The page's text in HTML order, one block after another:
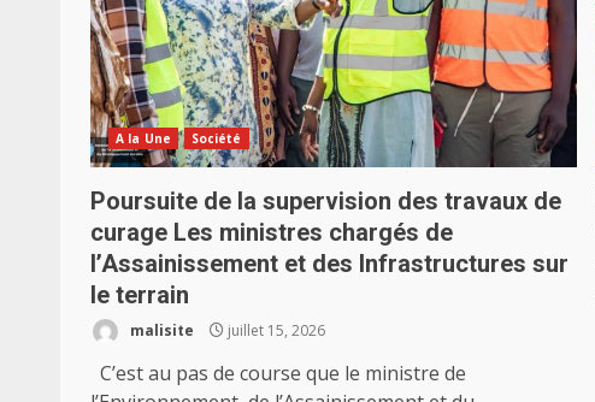
A la Une Société
Poursuite de la supervision des travaux de
curage Les ministres chargés de
l’Assainissement et des Infrastructures sur
le terrain
malisite juillet 15, 2026
C’est au pas de course que le ministre de